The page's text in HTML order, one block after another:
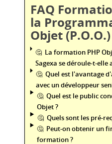
FAQ
la
Objet (P.O.O.)
La formation PHP
Sagexa se déroule-t-
Quel est l'avantage
avec un développeur
Quel est le public
Objet ?
Quels sont les pré-
Peut-on obtenir un
formation ?